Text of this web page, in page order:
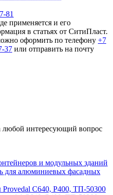
81
применяется и его
в статьях от СитиПласт.
оформить по телефону +7
37 или отправить на почту
любой интересующий вопрос
и модульных зданий
для алюминиевых фасадных